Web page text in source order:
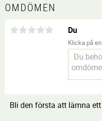
OMDÖMEN
Du
Klicka på
Bli den första att lämna